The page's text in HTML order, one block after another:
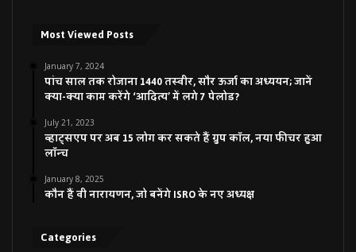
Most Viewed Posts
January 7, 2024
पांच साल तक रोजाना 1440 तस्वीर, सौर ऊर्जा का अध्ययन; जानें
क्या-क्या काम करेंगे ‘आदित्य’ में लगे 7 पेलोड?
July 21, 2023
व्हाट्सएप पर अब 15 लोग कर सकते हैं ग्रुप कॉल, नया फीचर हुआ
लॉन्च
January 8, 2025
कौन हैं वी नारायणन, जो बनेंगे ISRO के नए अध्यक्ष
Categories